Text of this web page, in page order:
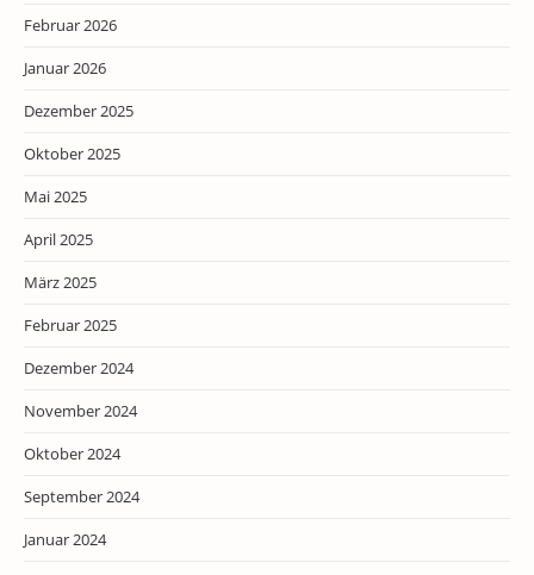
Februar 2026
Januar 2026
Dezember 2025
Oktober 2025
Mai 2025
April 2025
März 2025
Februar 2025
Dezember 2024
November 2024
Oktober 2024
September 2024
Januar 2024